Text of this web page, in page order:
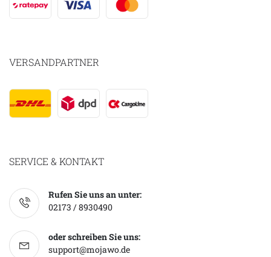
VERSANDPARTNER
SERVICE & KONTAKT
Rufen Sie uns an unter:
02173 / 8930490
oder schreiben Sie uns:
support@mojawo.de